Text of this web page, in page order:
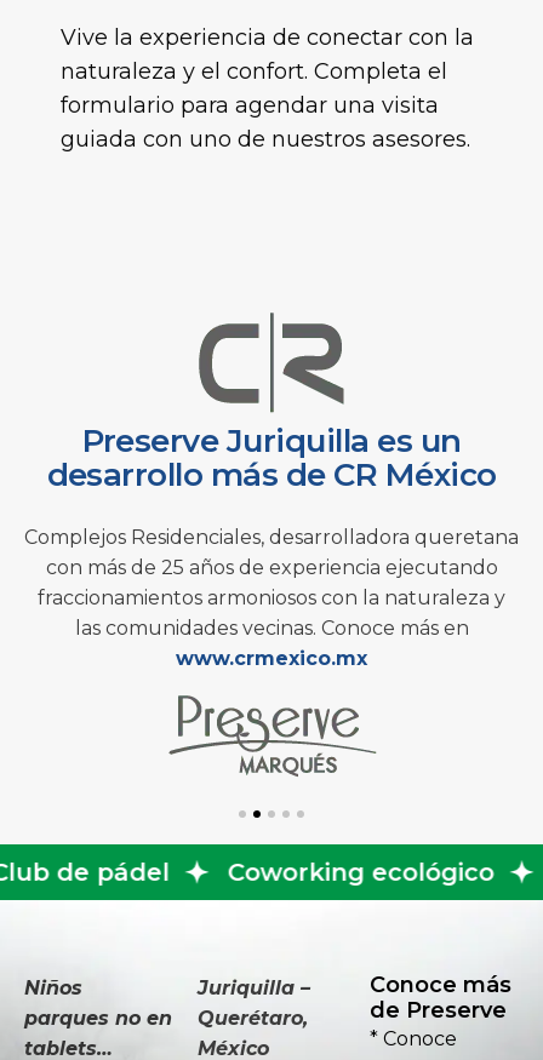
Vive la experiencia de conectar con la
naturaleza y el confort. Completa el
formulario para agendar una visita
guiada con uno de nuestros asesores.
Preserve Juriquilla es un
desarrollo más de CR México
Complejos Residenciales, desarrolladora queretana
con más de 25 años de experiencia ejecutando
fraccionamientos armoniosos con la naturaleza y
las comunidades vecinas. Conoce más en
www.crmexico.mx
Coworking ecológico Tirolesa
Niños
parques no en
tablets…
Juriquilla –
Querétaro,
México
Conoce más
de Preserve
* Conoce